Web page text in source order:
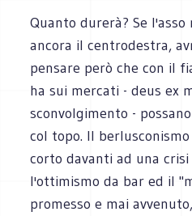
Quanto durerà? Se
ancora il centrodestra,
pensare però che con il
ha sui mercati - deus ex
sconvolgimento -
col topo. Il
corto davanti ad una crisi
l'ottimismo da bar ed il
promesso e mai